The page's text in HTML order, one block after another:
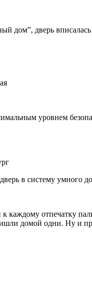
дом”, дверь
уровнем
в систему умного
каждому отпечатку
домой одни. Ну и